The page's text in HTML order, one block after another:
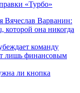
«Турбо»
Вячеслав Варванин:
которой она никогда
команду
лишь финансовым
ли кнопка